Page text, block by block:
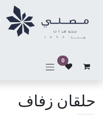
0
حلقان زفاف